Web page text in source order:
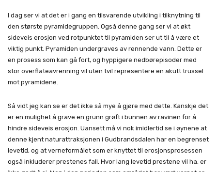
I dag ser vi at det er i gang en tilsvarende utvikling i tilknytning til
den største pyramidegruppen. Også denne gang ser vi at økt
sideveis erosjon ved rotpunktet til pyramiden ser ut til å være et
viktig punkt. Pyramiden undergraves av rennende vann. Dette er
en prosess som kan gå fort, og hyppigere nedbørepisoder med
stor overflateavrenning vil uten tvil representere en akutt trussel
mot pyramidene.
Så vidt jeg kan se er det ikke så mye å gjøre med dette. Kanskje det
er en mulighet å grave en grunn grøft i bunnen av ravinen for å
hindre sideveis erosjon. Uansett må vi nok imidlertid se i øynene at
denne kjent naturattraksjonen i Gudbrandsdalen har en begrenset
levetid, og at verneformålet som er knyttet til erosjonsprosessen
også inkluderer prestenes fall. Hvor lang levetid prestene vil ha, er